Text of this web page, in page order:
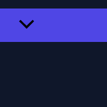
ПЕРЕКЛЮЧАТЕЛЬ